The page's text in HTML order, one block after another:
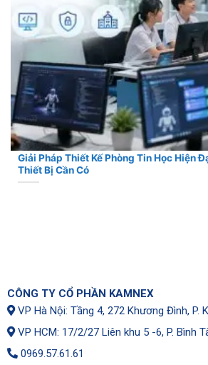
Giải Pháp Thiết Kế Phòng Tin Học Hiện
Thiết Bị Cần Có
CÔNG TY CỔ PHẦN KAMNEX
VP Hà Nội: Tầng 4, 272 Khương Đình, P.
VP HCM: 17/2/27 Liên khu 5 -6, P. Bình
0969.57.61.61